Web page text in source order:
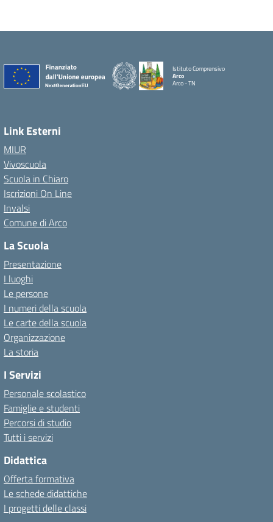
Istituto Comprensivo
Arco
Arco - TN
Link Esterni
MIUR
Vivoscuola
Scuola in Chiaro
Iscrizioni On Line
Invalsi
Comune di Arco
La Scuola
Presentazione
I luoghi
Le persone
I numeri della scuola
Le carte della scuola
Organizzazione
La storia
I Servizi
Personale scolastico
Famiglie e studenti
Percorsi di studio
Tutti i servizi
Didattica
Offerta formativa
Le schede didattiche
I progetti delle classi